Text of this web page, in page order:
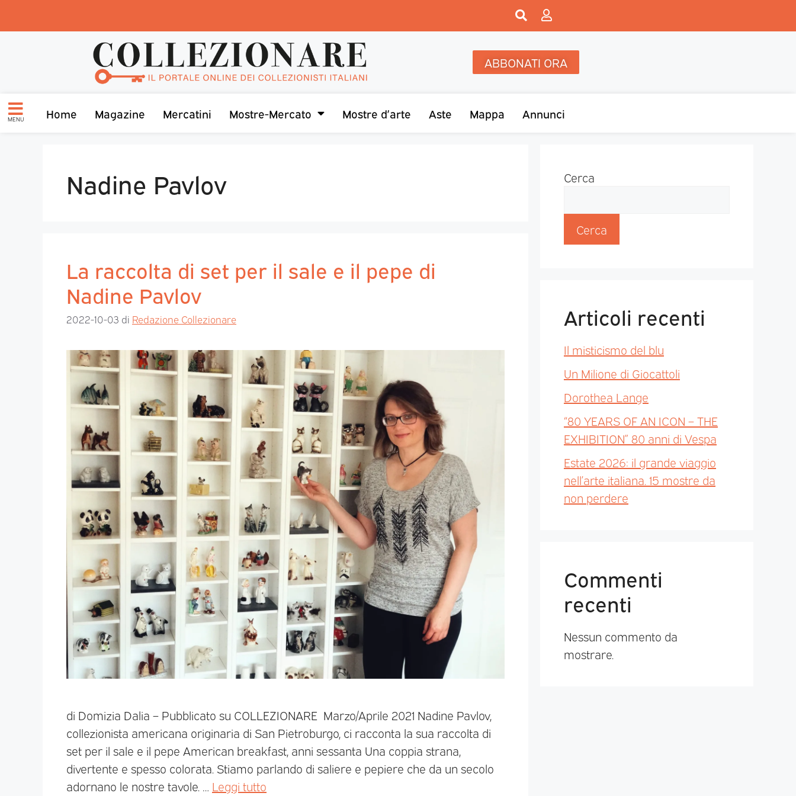
ABBONATI ORA
MENU Home Magazine Mercatini Mostre-Mercato Mostre d’arte Aste Mappa Annunci
Nadine Pavlov
La raccolta di set per il sale e il pepe di
Nadine Pavlov
2022-10-03 di Redazione Collezionare
di Domizia Dalia – Pubblicato su COLLEZIONARE Marzo/Aprile 2021 Nadine Pavlov,
collezionista americana originaria di San Pietroburgo, ci racconta la sua raccolta di
set per il sale e il pepe American breakfast, anni sessanta Una coppia strana,
divertente e spesso colorata. Stiamo parlando di saliere e pepiere che da un secolo
adornano le nostre tavole. … Leggi tutto
Cerca
Cerca
Articoli recenti
Il misticismo del blu
Un Milione di Giocattoli
Dorothea Lange
“80 YEARS OF AN ICON – THE
EXHIBITION” 80 anni di Vespa
Estate 2026: il grande viaggio
nell’arte italiana. 15 mostre da
non perdere
Commenti
recenti
Nessun commento da
mostrare.